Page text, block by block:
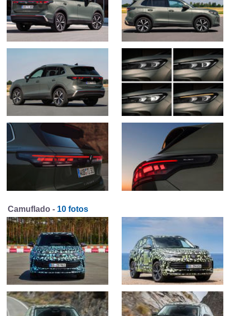
Camuflado - 10 fotos